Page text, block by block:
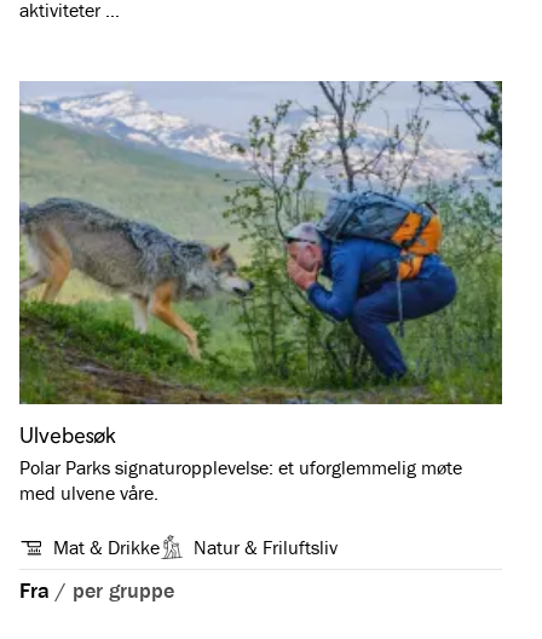
aktiviteter …
Ulvebesøk
Polar Parks signaturopplevelse: et uforglemmelig møte
med ulvene våre.
Mat & Drikke Natur & Friluftsliv
Fra / per gruppe